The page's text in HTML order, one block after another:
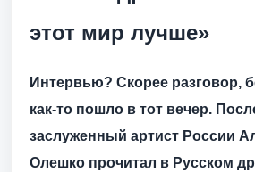
этот мир лучше»
Интервью? Скорее разговор,
как-то пошло в тот вечер.
заслуженный артист России
Олешко прочитал в Русском